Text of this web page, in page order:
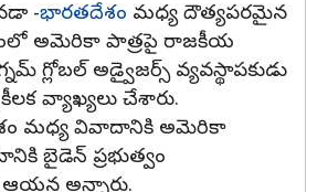
-భారతదేశం మధ్య దౌత్యపరమైన
అమెరికా పాత్రపై రాజకీయ
గ్లోబల్ అడ్వైజర్స్ వ్యవస్థాపకుడు
వ్యాఖ్యలు చేశారు.
మధ్య వివాదానికి అమెరికా
బైడెన్ ప్రభుత్వం